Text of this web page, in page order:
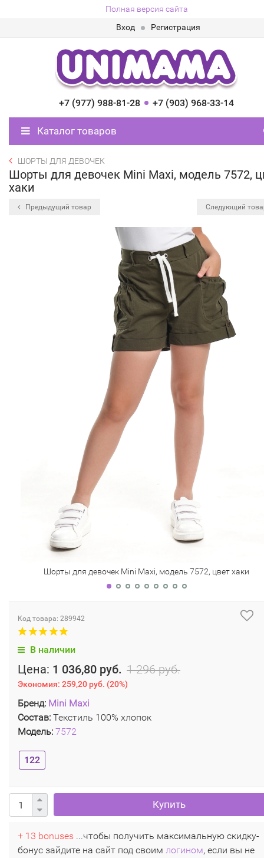
Полная версия сайта
Вход
Регистрация
+7 (977) 988-81-28 +7 (903) 968-33-14
Каталог товаров
ШОРТЫ ДЛЯ ДЕВОЧЕК
Шорты для девочек Mini Maxi, модель 7572,
хаки
Предыдущий товар Следующий
Шорты для девочек Mini Maxi, модель 7572, цвет хаки
Код товара: 289942
В наличии
Цена: 1 036,80 руб. 1 296 руб.
Экономия: 259,20 руб. (20%)
Бренд: Mini Maxi
Состав: Текстиль 100% хлопок
Модель: 7572
122
Купить
+ 13 bonuses ...чтобы получить максимальную скидку-
бонус зайдите на сайт под своим логином, если вы не